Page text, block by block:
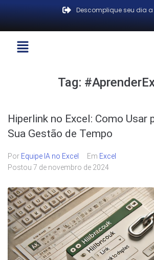
Descomplique seu dia
Tag:
Hiperlink no Excel: Como Usar
Sua Gestão de Tempo
Por Equipe IA no Excel Em Excel
Postou 7 de novembro de 2024